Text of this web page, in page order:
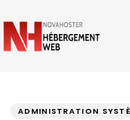
ADMINISTRATION
on: